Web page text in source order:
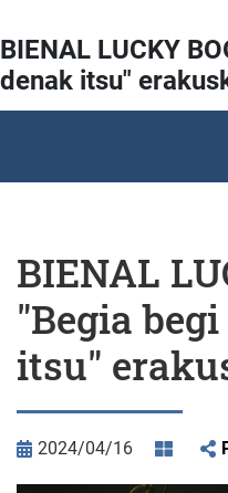
BIENAL LUCKY
denak itsu"
BIENAL
"Begia
itsu"
2024/04/16